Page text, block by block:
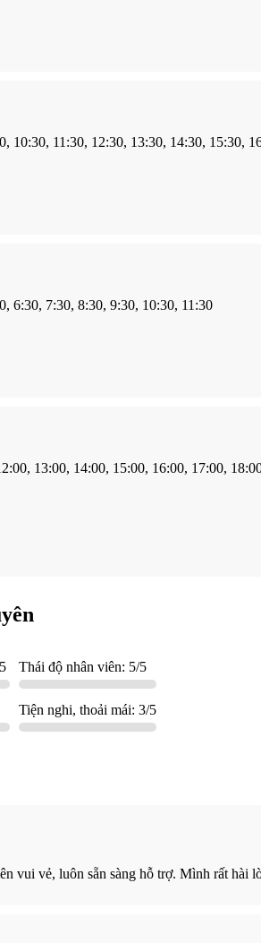
10:30, 11:30, 12:30, 13:30, 14:30, 15:30,
6:30, 7:30, 8:30, 9:30, 10:30, 11:30
13:00, 14:00, 15:00, 16:00, 17:00,
Thái độ nhân viên: 5/5
Tiện nghi, thoải mái: 3/5
vui vẻ, luôn sẵn sàng hỗ trợ. Mình rất hài